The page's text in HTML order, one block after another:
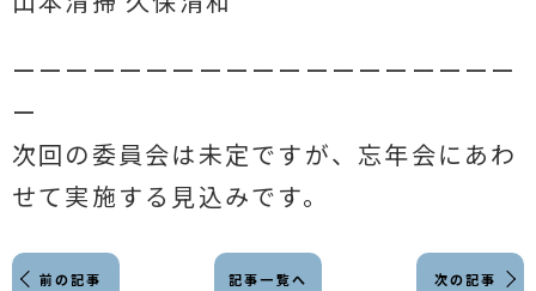
ーーーーーーーーーーーーーーーーーーー
ー
次回の委員会は未定ですが、忘年会にあわ
せて実施する見込みです。
前の記事 記事一覧へ 次の記事